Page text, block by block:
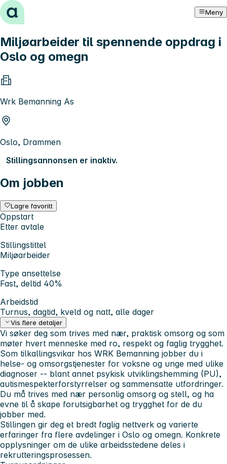
Hopp til innhold Meny
Miljøarbeider til spennende oppdrag i
Oslo og omegn
Wrk Bemanning As
Oslo, Drammen
Stillingsannonsen er inaktiv.
Om jobben
Lagre favoritt
Oppstart
Etter avtale
Stillingstittel
Miljøarbeider
Type ansettelse
Fast, deltid 40%
Arbeidstid
Turnus, dagtid, kveld og natt, alle dager
Vis flere detaljer
Vi søker deg som trives med nær, praktisk omsorg og som
møter hvert menneske med ro, respekt og faglig trygghet.
Som tilkallingsvikar hos WRK Bemanning jobber du i
helse- og omsorgstjenester for voksne og unge med ulike
diagnoser -- blant annet psykisk utviklingshemming (PU),
autismespekterforstyrrelser og sammensatte utfordringer.
Du må trives med nær personlig omsorg og stell, og ha
evne til å skape forutsigbarhet og trygghet for de du
jobber med.
Stillingen gir deg et bredt faglig nettverk og varierte
erfaringer fra flere avdelinger i Oslo og omegn. Konkrete
opplysninger om de ulike arbeidsstedene deles i
rekrutteringsprosessen.